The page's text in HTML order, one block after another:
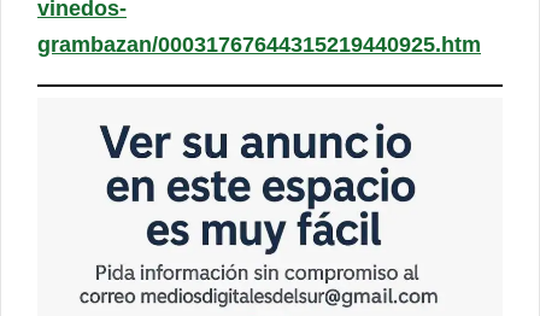
vinedos-
grambazan/00031767644315219440925.htm